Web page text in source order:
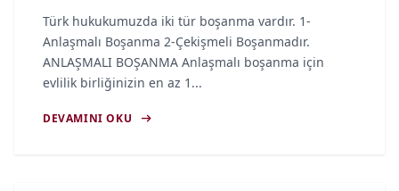
Türk hukukumuzda iki tür boşanma vardır. 1-
Anlaşmalı Boşanma 2-Çekişmeli Boşanmadır.
ANLAŞMALI BOŞANMA Anlaşmalı boşanma için
evlilik birliğinizin en az 1...
DEVAMINI OKU arrow_right_alt